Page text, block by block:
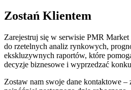
Zostań Klientem
Zarejestruj się w serwisie PMR
do rzetelnych analiz rynkowych,
ekskluzywnych raportów, które
decyzje biznesowe i wyprzedzać
Zostaw nam swoje dane kontaktowe